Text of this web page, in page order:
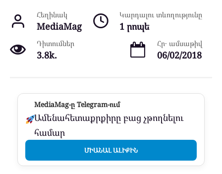
Հեղինակ
MediaMag
Կարդալու տևողությունը
1 րոպե
Դիտումներ
3.8k.
Հր․ ամսաթիվ
06/02/2018
MediaMag-ը Telegram-ում
Ամենահետաքրքիրը բաց չթողնելու
համար
ՄԻԱՆԱԼ ԱԼԻՔԻՆ